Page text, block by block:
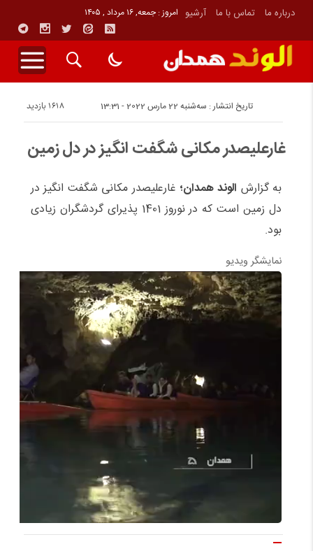
درباره ما تماس با ما آرشیو امروز : جمعه, ۱۶ مرداد , ۱۴۰۵
تاریخ انتشار : سه‌شنبه 22 مارس 2022 - 13:31 1618 بازدید
غارعلیصدر مکانی شگفت انگیز در دل زمین
به گزارش الوند همدان؛ غارعلیصدر مکانی شگفت انگیز در
دل زمین است که در نوروز 1401 پذیرای گردشگران زیادی
بود.
نمایشگر ویدیو